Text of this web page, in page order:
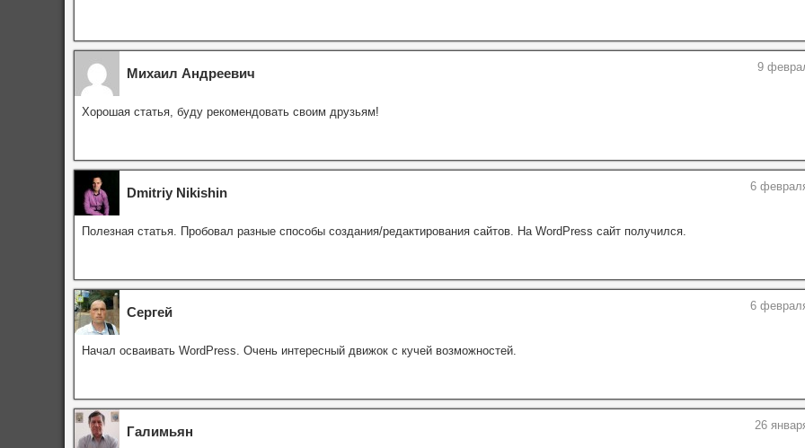
Михаил Андреевич 9
Хорошая статья, буду рекомендовать своим друзьям!
Dmitriy Nikishin 6
Полезная статья. Пробовал разные способы создания/редактирования сайтов. На WordPress сайт получился.
Сергей 6
Начал осваивать WordPress. Очень интересный движок с кучей возможностей.
Галимьян 26